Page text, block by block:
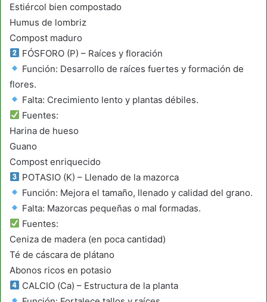
Estiércol bien compostado
Humus de lombriz
Compost maduro
FÓSFORO (P) – Raíces y floración
Función: Desarrollo de raíces fuertes y formación de
flores.
Falta: Crecimiento lento y plantas débiles.
Fuentes:
Harina de hueso
Guano
Compost enriquecido
POTASIO (K) – Llenado de la mazorca
Función: Mejora el tamaño, llenado y calidad del grano.
Falta: Mazorcas pequeñas o mal formadas.
Fuentes:
Ceniza de madera (en poca cantidad)
Té de cáscara de plátano
Abonos ricos en potasio
CALCIO (Ca) – Estructura de la planta